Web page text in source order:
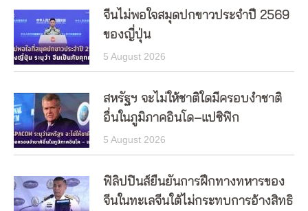
จีนไม่พอใจสมุดปกขาวประจำปี 2569
ของญี่ปุ่น
5 August 2026
สหรัฐฯ จะไม่ให้ชาติใดมีครอบงำชาติ
อื่นในภูมิภาคอินโด–แปซิฟิก
5 August 2026
ฟิลิปปินส์ยืนยันการฝึกทางทหารของ
จีนในทะเลจีนใต้ไม่กระทบการอ้างสิทธิ